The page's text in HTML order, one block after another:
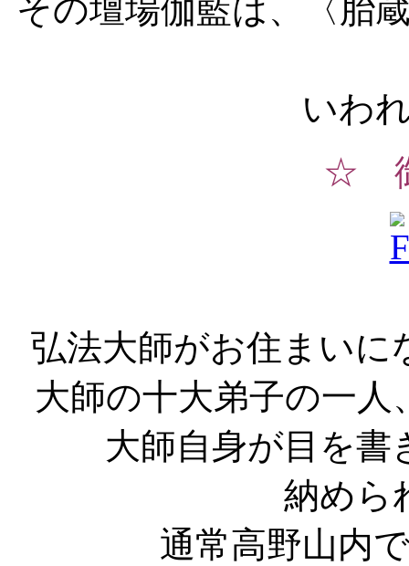
その壇場伽藍は、〈胎
いわ
☆
弘法大師がお住まい
大師の十大弟子の一
大師自身が目を書
納めら
通常高野山内